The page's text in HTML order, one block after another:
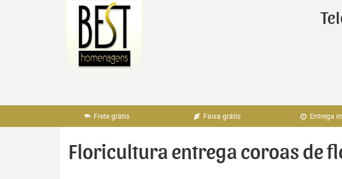
Frete grátis Faixa grátis Entrega
Floricultura entrega coroas de